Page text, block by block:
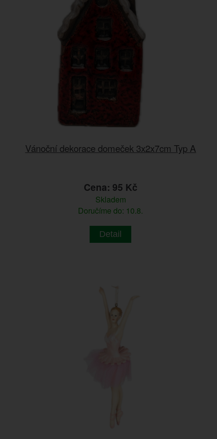
Vánoční dekorace domeček 3x2x7cm Typ A
Cena: 95 Kč
Skladem
Doručíme do: 10.8.
Detail